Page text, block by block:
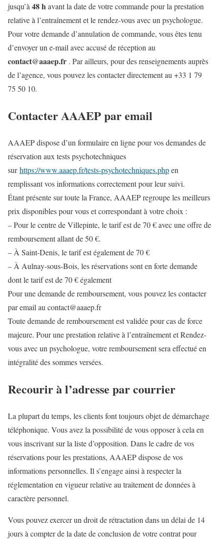
jusqu’à48 havant la date de votre commande pour la prestation
relative à l’entraînement et le rendez-vous avec un psychologue.
Pour votre demande d’annulation de commande, vous êtes tenu
d’envoyer un e-mail avec accusé de réception au
contact@aaaep.fr . Par ailleurs, pour des renseignements auprès
de l’agence, vous pouvez les contacter directement au+33 1 79
75 50 10.
Contacter AAAEP par email
AAAEP dispose d’un formulaire en ligne pour vos demandes de
réservation aux tests psychotechniques
sur https://www.aaaep.fr/tests-psychotechniques.phpen
remplissant vos informations correctement pour leur suivi.
Étant présente sur toute la France, AAAEP regroupe les meilleurs
prix disponibles pour vous et correspondant à votre choix :
– Pour le centre de Villepinte, le tarif est de 70 € avec une offre de
remboursement allant de 50 €.
– À Saint-Denis, le tarif est également de 70 €
– À Aulnay-sous-Bois, les réservations sont en forte demande
dont le tarif est de 70 € également
Pour une demande de remboursement, vous pouvez les contacter
par email au contact@aaaep.fr
Toute demande de remboursement est validée pour cas de force
majeure. Pour une prestation relative à l’entraînement et Rendez-
vous avec un psychologue, votre remboursement sera effectué en
intégralité des sommes versées.
Recourir à l’adresse par courrier
La plupart du temps, les clients font toujours objet de démarchage
téléphonique. Vous avez la possibilité de vous opposer à cela en
vous inscrivant sur la liste d’opposition. Dans le cadre de vos
réservations pour les prestations, AAAEP dispose de vos
informations personnelles. Il s’engage ainsi à respecter la
réglementation en vigueur relative au traitement de données à
caractère personnel.
Vous pouvez exercer un droit de rétractation dans un délai de 14
jours à compter de la date de conclusion de votre contrat pour